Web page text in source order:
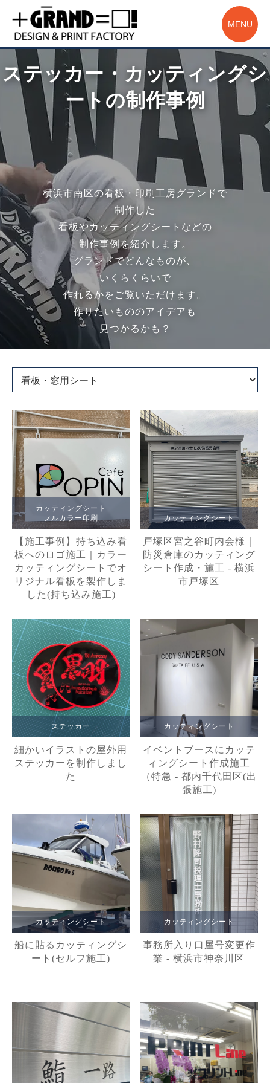
MENU
ステッカー・カッティングシ
ートの制作事例
横浜市南区の看板・印刷工房グランドで
制作した
看板やカッティングシートなどの
制作事例を紹介します。
グランドでどんなものが、
いくらくらいで
作れるかをご覧いただけます。
作りたいもののアイデアも
見つかるかも？
カッティングシート
フルカラー印刷
【施工事例】持ち込み看
板へのロゴ施工｜カラー
カッティングシートでオ
リジナル看板を製作しま
した(持ち込み施工)
カッティングシート
戸塚区宮之谷町内会様｜
防災倉庫のカッティング
シート作成・施工 - 横浜
市戸塚区
ステッカー
細かいイラストの屋外用
ステッカーを制作しまし
た
カッティングシート
イベントブースにカッテ
ィングシート作成施工
（特急 - 都内千代田区(出
張施工)
カッティングシート
船に貼るカッティングシ
ート(セルフ施工)
カッティングシート
事務所入り口屋号変更作
業 - 横浜市神奈川区